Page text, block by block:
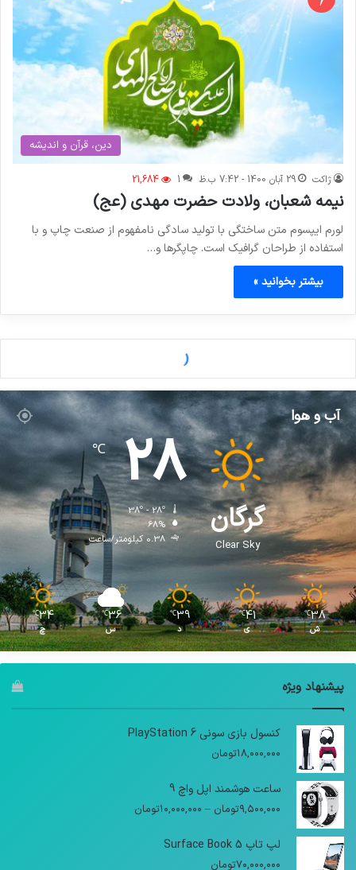
دین، قرآن و اندیشه
ژاکت 29 آبان 1400 - 7:42 ب.ظ 1
21,684
نیمه شعبان، ولادت حضرت مهدی (عج)
لورم ایپسوم متن ساختگی با تولید سادگی نامفهوم از صنعت چاپ و با
استفاده از طراحان گرافیک است. چاپگرها و…
بیشتر بخوانید »
فوتبال
ژاکت 1
8,329
این سخت‌ترین فصل تاریخ لیگ برتر است
ژاکت 1